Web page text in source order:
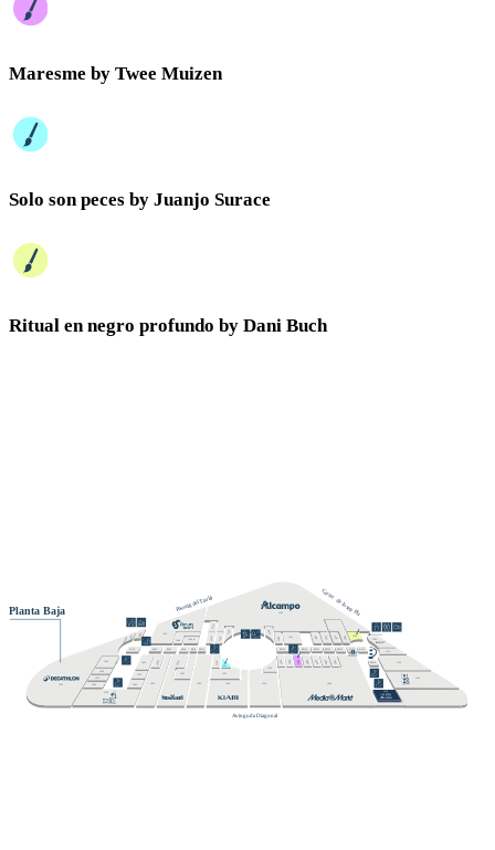
Maresme by Twee Muizen
Solo son peces by Juanjo Surace
Ritual en negro profundo by Dani Buch